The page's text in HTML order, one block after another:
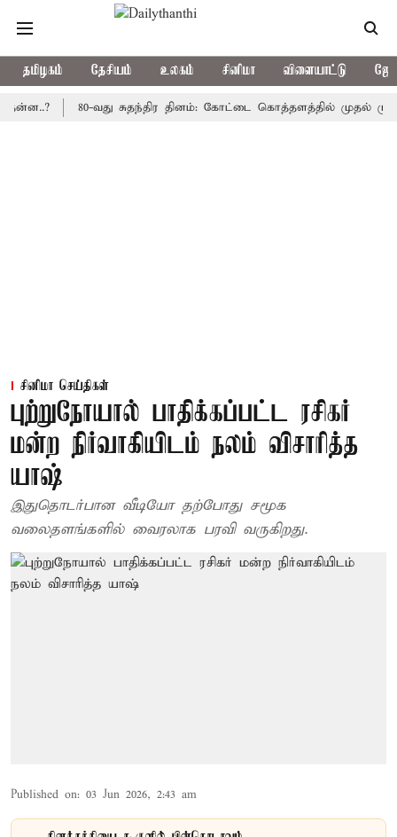
தமிழகம் தேசியம் உலகம் சினிமா விளையாட்டு
80-வது சுதந்திர தினம்: கோட்டை கொத்தளத்தில் முதல் முறையாக
சினிமா செய்திகள்
புற்றுநோயால் பாதிக்கப்பட்ட ரசிகர்
மன்ற நிர்வாகியிடம் நலம் விசாரித்த
யாஷ்
இதுதொடர்பான வீடியோ தற்போது சமூக
வலைதளங்களில் வைரலாக பரவி வருகிறது.
Published on: 03 Jun 2026, 2:43 am